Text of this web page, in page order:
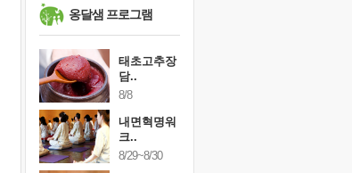
'모른다'는 것
귀를 열고 마음을 내어주고
옹달샘 프로그램
태초고추장
담..
8/8
내면혁명워
크..
8/29~8/30